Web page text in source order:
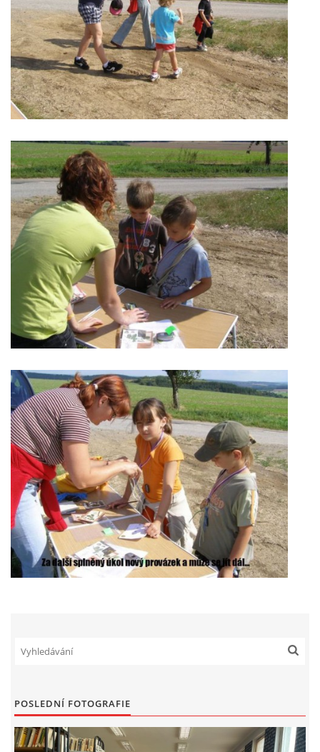
© 2026 eStránky.cz |RSS|WebSlice |Tisk|Aktualizováno: 1. 8. 2026
Nahoru ↑
POSLEDNÍ FOTOGRAFIE